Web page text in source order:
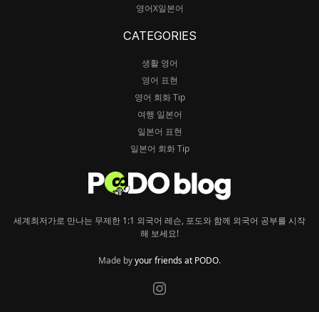
영어X일본어
CATEGORIES
생활 영어
영어 표현
영어 회화 Tip
여행 일본어
일본어 표현
일본어 회화 Tip
세계최저가로 만나는 무제한 1:1 외국어 레슨, 포도와 함께 외국어 공부를 시작
해 보세요!
Made byyour friends at PODO.